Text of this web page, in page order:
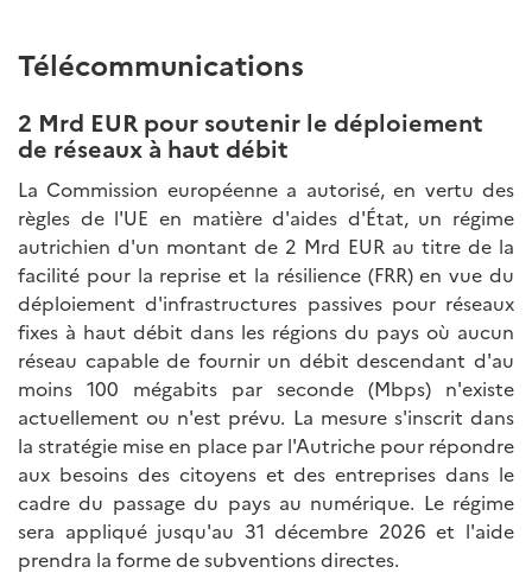
Télécommunications
2 Mrd EUR pour soutenir le déploiement
de réseaux à haut débit
La Commission européenne a autorisé, en vertu des
règles de l'UE en matière d'aides d'État, un régime
autrichien d'un montant de 2 Mrd EUR au titre de la
facilité pour la reprise et la résilience (FRR) en vue du
déploiement d'infrastructures passives pour réseaux
fixes à haut débit dans les régions du pays où aucun
réseau capable de fournir un débit descendant d'au
moins 100 mégabits par seconde (Mbps) n'existe
actuellement ou n'est prévu. La mesure s'inscrit dans
la stratégie mise en place par l'Autriche pour répondre
aux besoins des citoyens et des entreprises dans le
cadre du passage du pays au numérique. Le régime
sera appliqué jusqu'au 31 décembre 2026 et l'aide
prendra la forme de subventions directes.